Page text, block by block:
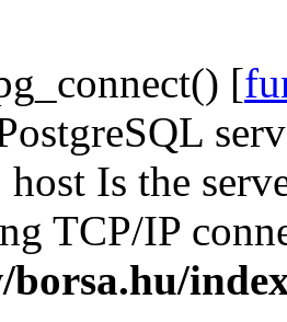
[
Is the
TCP/IP
borsa.hu/